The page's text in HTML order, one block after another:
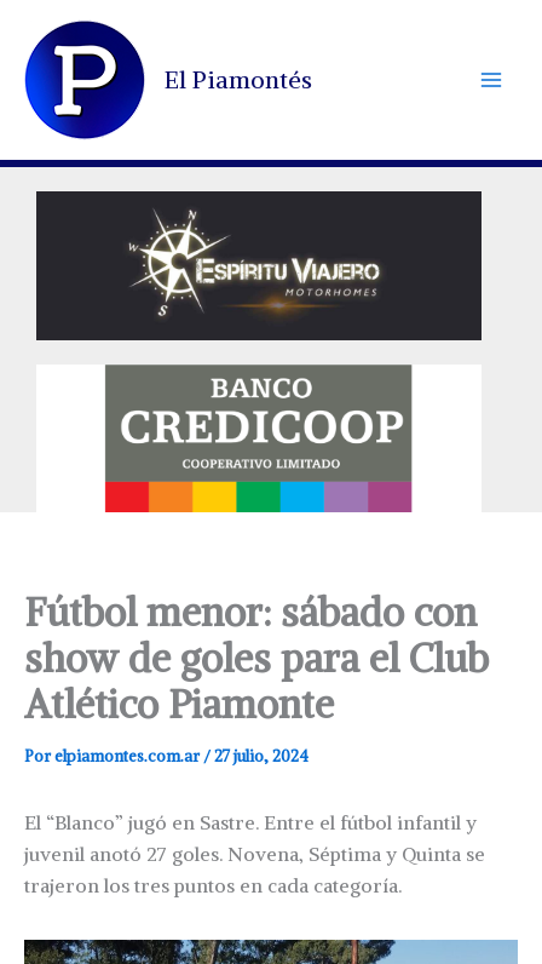
contenido
El Piamontés
Fútbol menor: sábado con
show de goles para el Club
Atlético Piamonte
Porelpiamontes.com.ar/27 julio, 2024
El “Blanco” jugó en Sastre. Entre el fútbol infantil y
juvenil anotó 27 goles. Novena, Séptima y Quinta se
trajeron los tres puntos en cada categoría.